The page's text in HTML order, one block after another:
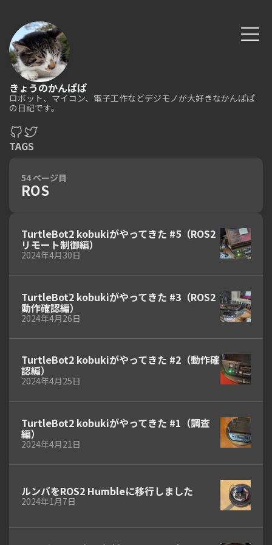
きょうのかんぱぱ
ロボット、マイコン、電子工作などデジモノが大好きなかんぱぱ
の日記です。
TAGS
54 ページ目
ROS
TurtleBot2 kobukiがやってきた #5（ROS2
リモート制御編）
2024年4月30日
TurtleBot2 kobukiがやってきた #3（ROS2
動作確認編）
2024年4月26日
TurtleBot2 kobukiがやってきた #2（動作確
認編）
2024年4月25日
TurtleBot2 kobukiがやってきた #1（調査
編）
2024年4月21日
ルンバをROS2 Humbleに移行しました
2024年1月7日